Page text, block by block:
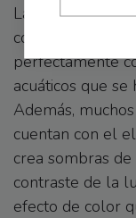
Las áreas de
colores distintos:
perfectamente
acuáticos que se
Además,
cuentan con el
crea sombras
contraste de la
efecto de color